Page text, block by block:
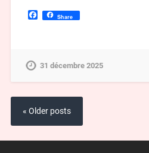
Facebook
Share
31 décembre 2025
« Older posts